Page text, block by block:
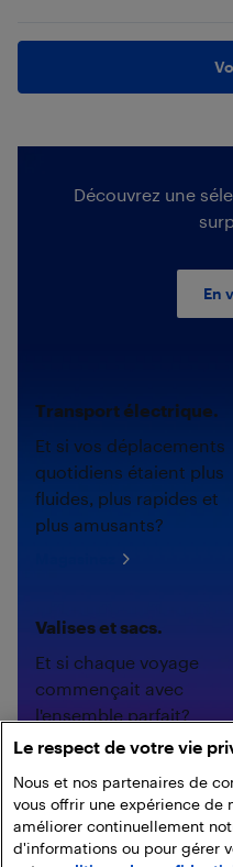
Découvrez une
En
Transport électrique.
Et si vos déplacements
quotidiens étaient plus
fluides, plus rapides et
plus amusants?
Valises et sacs.
Et si chaque voyage
commençait avec
l'ensemble parfait?
Magasinez
Le respect de votre vie
Nous et nos partenaires de
vous offrir une expérience de
améliorer continuellement
d'informations ou pour gérer